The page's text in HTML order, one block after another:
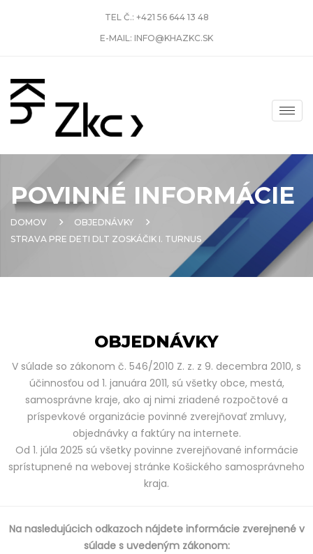
TEL Č.: +421 56 644 13 48
E-MAIL: INFO@KHAZKC.SK
POVINNÉ INFORMÁCIE
DOMOV
OBJEDNÁVKY
STRAVA PRE DETI DLT ZOSKÁČIK I. TURNUS
OBJEDNÁVKY
V súlade so zákonom č. 546/2010 Z. z. z 9. decembra 2010, s
účinnosťou od 1. januára 2011, sú všetky obce, mestá,
samosprávne kraje, ako aj nimi zriadené rozpočtové a
príspevkové organizácie povinné zverejňovať zmluvy,
objednávky a faktúry na internete.
Od 1. júla 2025 sú všetky povinne zverejňované informácie
sprístupnené na webovej stránke Košického samosprávneho
kraja.
Na nasledujúcich odkazoch nájdete informácie zverejnené v
súlade s uvedeným zákonom: